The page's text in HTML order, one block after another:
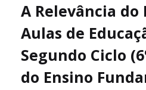
A Relevância do
Aulas de
Segundo Ciclo
do Ensino